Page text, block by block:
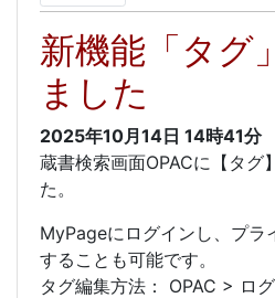
新機能「タグ
ました
2025年10月14日 14時41分
蔵書検索画面OPACに【タグ
た。
MyPageにログインし、プラ
することも可能です。
タグ編集方法： OPAC > ロ